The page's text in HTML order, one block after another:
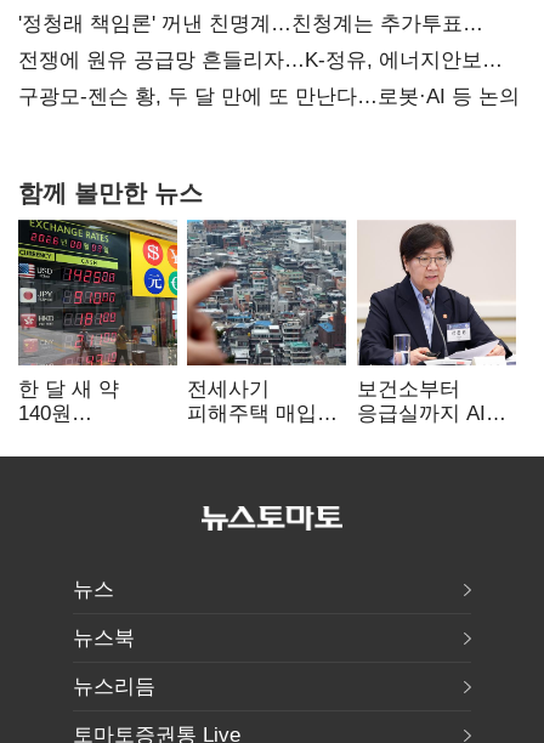
'정청래 책임론' 꺼낸 친명계…친청계는 추가투표
때리기
전쟁에 원유 공급망 흔들리자…K-정유, 에너지안보
핵심으로 재부상
구광모-젠슨 황, 두 달 만에 또 만난다…로봇·AI 등 논의
함께 볼만한 뉴스
한 달 새 약
140원
엔저'에 원화
전세사기
피해주택 매입
누적 피해자
보건소부터
응급실까지 AI
혁신 본격화
뉴스
뉴스북
뉴스리듬
토마토증권통 Live